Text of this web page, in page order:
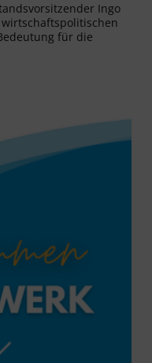
Ingo
für die